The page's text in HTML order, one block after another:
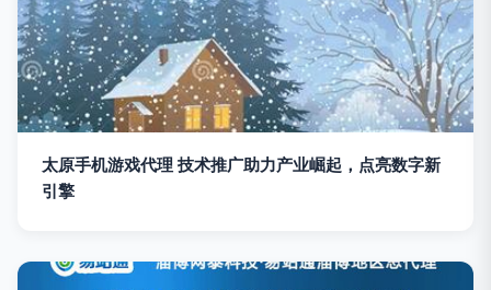
太原手机游戏代理 技术推广助力产业崛起，点亮数字新
引擎